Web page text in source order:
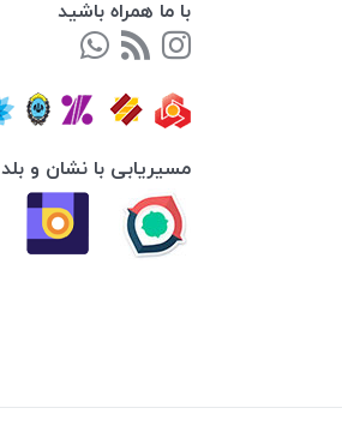
با ما همراه باشید
مسیریابی با نشان و بلد